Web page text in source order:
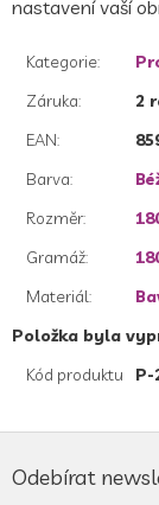
nastavení vaší
Kategorie:
Záruka:
2
EAN:
Barva:
Rozměr:
Gramáž:
Materiál:
Položka byla
Kód produktu
P-
áOdebírat